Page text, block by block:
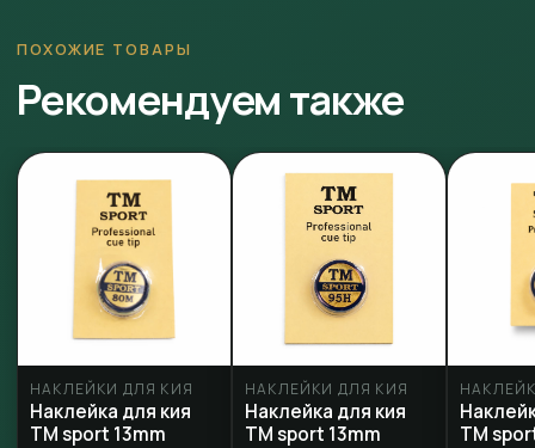
ПОХОЖИЕ ТОВАРЫ
Рекомендуем также
НАКЛЕЙКИ ДЛЯ КИЯ
Наклейка для кия
TM sport 13mm
НАКЛЕЙКИ ДЛЯ КИЯ
Наклейка для кия
ТМ sport 13mm
ТМ